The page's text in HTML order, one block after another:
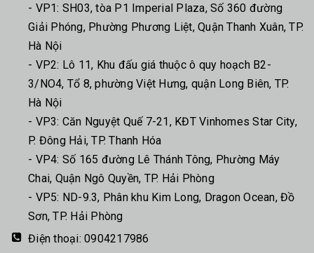
- VP1: SH03, tòa P1 Imperial Plaza, Số 360 đường
Giải Phóng, Phường Phương Liệt, Quận Thanh Xuân, TP.
Hà Nội
- VP2: Lô 11, Khu đấu giá thuộc ô quy hoạch B2-
3/NO4, Tổ 8, phường Việt Hưng, quận Long Biên, TP.
Hà Nội
- VP3: Căn Nguyệt Quế 7-21, KĐT Vinhomes Star City,
P. Đông Hải, TP. Thanh Hóa
- VP4: Số 165 đường Lê Thánh Tông, Phường Máy
Chai, Quận Ngô Quyền, TP. Hải Phòng
- VP5: ND-9.3, Phân khu Kim Long, Dragon Ocean, Đồ
Sơn, TP. Hải Phòng
Điện thoại: 0904217986